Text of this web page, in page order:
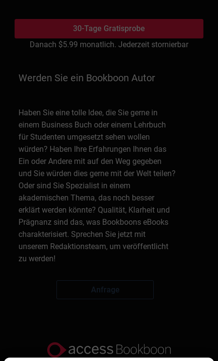
30-Tage Gratisprobe
Danach $5.99 monatlich. Jederzeit stornierbar
Werden Sie ein Bookboon Autor
Haben Sie eine tolle Idee, die Sie gerne in
einem Business Buch oder einem Lehrbuch
für Studenten umgesetzt sehen wollen
würden? Haben Ihre Erfahrungen Ihnen das
Ein oder Andere mit auf den Weg gegeben
und Sie würden dies gerne mit der Welt teilen?
Oder sind Sie Spezialist in einem
akademischen Thema, das noch besser
erklärt werden könnte? Qualität, Klarheit und
Prägnanz sind das, was Bookboons eBooks
charakterisiert. Sprechen Sie jetzt mit
unserem Redaktionsteam, um veröffentlicht
zu werden!
Anfrage